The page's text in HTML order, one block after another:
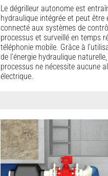
Le dégrilleur autonome est
hydraulique intégrée et peut être
connecté aux systèmes de
processus et surveillé en temps
téléphonie mobile. Grâce à
de l’énergie hydraulique
processus ne nécessite aucune
électrique.